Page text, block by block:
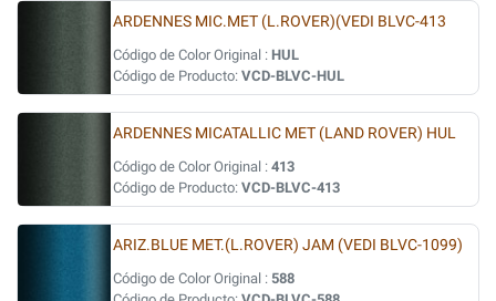
ARDENNES MIC.MET (L.ROVER)(VEDI BLVC-413
Código de Color Original : HUL
Código de Producto: VCD-BLVC-HUL
ARDENNES MICATALLIC MET (LAND ROVER) HUL
Código de Color Original : 413
Código de Producto: VCD-BLVC-413
ARIZ.BLUE MET.(L.ROVER) JAM (VEDI BLVC-1099)
Código de Color Original : 588